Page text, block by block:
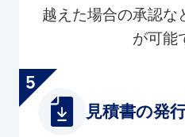
越えた場合の承認な
が可能
見積書の発